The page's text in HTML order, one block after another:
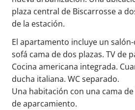
plaza central de Biscarrosse a
de la estación.
El apartamento incluye un
sofá cama de dos plazas. TV de
Cocina americana integrada.
ducha italiana. WC separado.
Una habitación con una cama de
de aparcamiento.